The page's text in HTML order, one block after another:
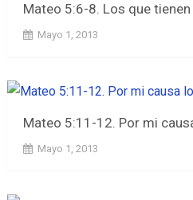
Mateo 5:6-8. Los que tienen
Mayo 1, 2013
Mateo 5:11-12. Por mi
Mayo 1, 2013